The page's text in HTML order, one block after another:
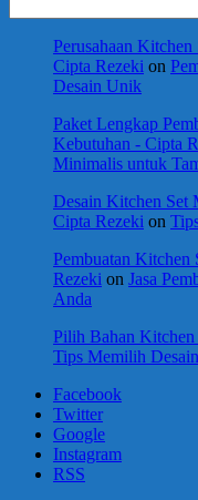
Perusahaan
Cipta Rezeki on
Desain Unik
Paket Lengkap
Kebutuhan - Cipta
Minimalis untuk
Desain Kitchen Set
Cipta Rezeki on
Pembuatan Kitchen
Rezeki on Jasa
Anda
Pilih Bahan Kitchen
Tips Memilih
Facebook
Twitter
Google
Instagram
RSS